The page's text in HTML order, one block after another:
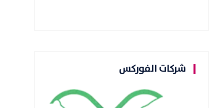
شركات الفوركس